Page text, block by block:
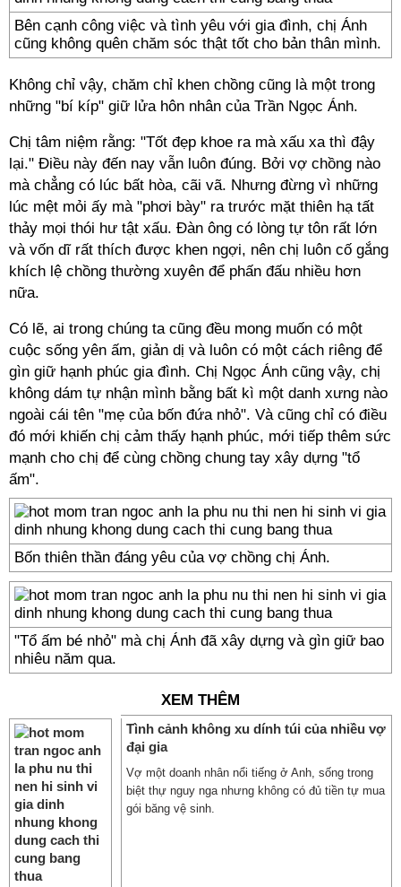
Bên cạnh công việc và tình yêu với gia đình, chị Ánh
cũng không quên chăm sóc thật tốt cho bản thân mình.
Không chỉ vậy, chăm chỉ khen chồng cũng là một trong
những "bí kíp" giữ lửa hôn nhân của Trần Ngọc Ánh.
Chị tâm niệm rằng: "Tốt đẹp khoe ra mà xấu xa thì đậy
lại." Điều này đến nay vẫn luôn đúng. Bởi vợ chồng nào
mà chẳng có lúc bất hòa, cãi vã. Nhưng đừng vì những
lúc mệt mỏi ấy mà "phơi bày" ra trước mặt thiên hạ tất
thảy mọi thói hư tật xấu. Đàn ông có lòng tự tôn rất lớn
và vốn dĩ rất thích được khen ngợi, nên chị luôn cố gắng
khích lệ chồng thường xuyên để phấn đấu nhiều hơn
nữa.
Có lẽ, ai trong chúng ta cũng đều mong muốn có một
cuộc sống yên ấm, giản dị và luôn có một cách riêng để
gìn giữ hạnh phúc gia đình. Chị Ngọc Ánh cũng vậy, chị
không dám tự nhận mình bằng bất kì một danh xưng nào
ngoài cái tên "mẹ của bốn đứa nhỏ". Và cũng chỉ có điều
đó mới khiến chị cảm thấy hạnh phúc, mới tiếp thêm sức
mạnh cho chị để cùng chồng chung tay xây dựng "tổ
ấm".
Bốn thiên thần đáng yêu của vợ chồng chị Ánh.
"Tổ ấm bé nhỏ" mà chị Ánh đã xây dựng và gìn giữ bao
nhiêu năm qua.
XEM THÊM
Tình cảnh không xu dính túi của nhiều vợ
đại gia
Vợ một doanh nhân nổi tiếng ở Anh, sống trong
biệt thự nguy nga nhưng không có đủ tiền tự mua
gói băng vệ sinh.